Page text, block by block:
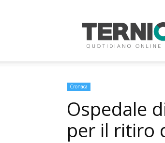
Oggi
Cronaca
Ospedale
per il ritiro